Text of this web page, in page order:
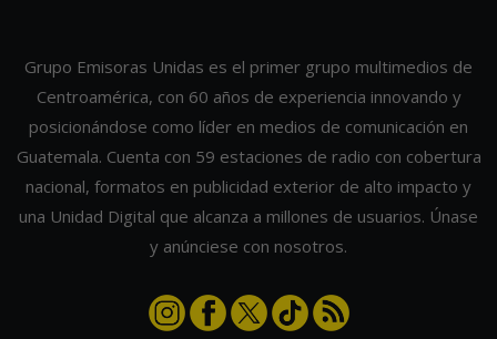
Grupo Emisoras Unidas es el primer grupo multimedios de
Centroamérica, con 60 años de experiencia innovando y
posicionándose como líder en medios de comunicación en
Guatemala. Cuenta con 59 estaciones de radio con cobertura
nacional, formatos en publicidad exterior de alto impacto y
una Unidad Digital que alcanza a millones de usuarios. Únase
y anúnciese con nosotros.